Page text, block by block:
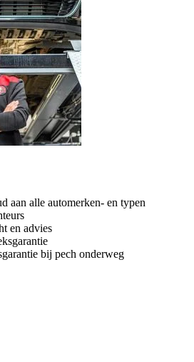
aan alle automerken- en typen
en advies
bij pech onderweg